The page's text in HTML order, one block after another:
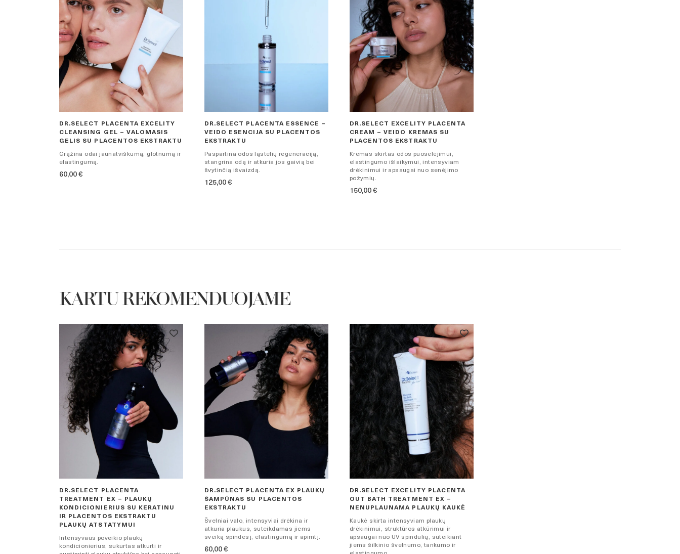
DR.SELECT PLACENTA EXCELITY
CLEANSING GEL – VALOMASIS
GELIS SU PLACENTOS EKSTRAKTU
Grąžina odai jaunatviškumą, glotnumą ir
elastingumą.
60,00 €
DR.SELECT PLACENTA ESSENCE –
VEIDO ESENCIJA SU PLACENTOS
EKSTRAKTU
Paspartina odos ląstelių regeneraciją,
stangrina odą ir atkuria jos gaivią bei
švytinčią išvaizdą.
125,00 €
DR.SELECT EXCELITY PLACENTA
CREAM – VEIDO KREMAS SU
PLACENTOS EKSTRAKTU
Kremas skirtas odos puoselėjimui,
elastingumo išlaikymui, intensyviam
drėkinimui ir apsaugai nuo senėjimo
požymių.
150,00 €
KARTU REKOMENDUOJAME
DR.SELECT PLACENTA
TREATMENT EX – PLAUKŲ
KONDICIONIERIUS SU KERATINU
IR PLACENTOS EKSTRAKTU
PLAUKŲ ATSTATYMUI
Intensyvaus poveikio plaukų
kondicionierius, sukurtas atkurti ir
DR.SELECT PLACENTA EX PLAUKŲ
ŠAMPŪNAS SU PLACENTOS
EKSTRAKTU
Švelniai valo, intensyviai drėkina ir
atkuria plaukus, suteikdamas jiems
sveiką spindesį, elastingumą ir apimtį.
60,00 €
DR.SELECT EXCELITY PLACENTA
OUT BATH TREATMENT EX –
NENUPLAUNAMA PLAUKŲ KAUKĖ
Kaukė skirta intensyviam plaukų
drėkinimui, struktūros atkūrimui ir
apsaugai nuo UV spindulių, suteikiant
jiems šilkinio švelnumo, tankumo ir